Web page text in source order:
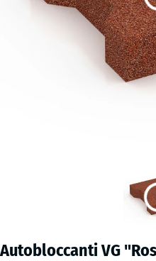
Autobloccanti VG